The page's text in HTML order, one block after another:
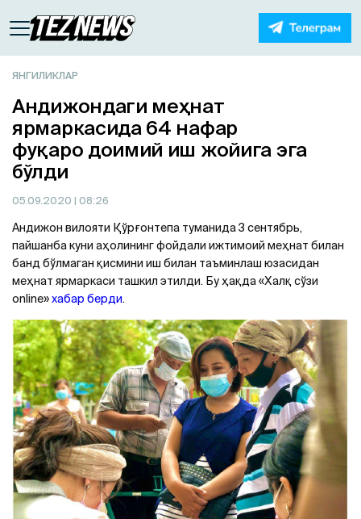
ЯНГИЛИКЛАР
Андижондаги меҳнат
ярмаркасида 64 нафар
фуқаро доимий иш жойига эга
бўлди
05.09.2020 | 08:26
Андижон вилояти Қўрғонтепа туманида 3 сентябрь,
пайшанба куни аҳолининг фойдали ижтимоий меҳнат билан
банд бўлмаган қисмини иш билан таъминлаш юзасидан
меҳнат ярмаркаси ташкил этилди. Бу ҳақда «Халқ сўзи
online»хабар берди.